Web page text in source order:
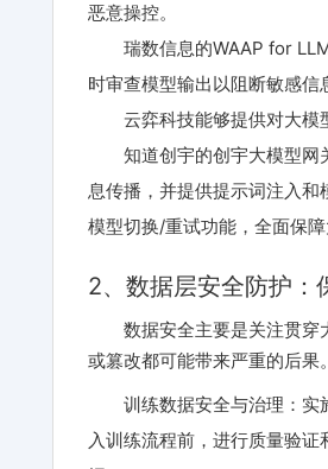
恶意操控。
瑞数信息的WAAP for
时审查模型输出以阻断敏感信
云弈科技能够提供对大模
知道创宇的创宇大模型网
息传播，并提供提示词注入
模型切换/重试功能，全面保障
2、数据层安全防护：
数据安全主要是关注贯穿
或篡改都可能带来严重的后果。
训练数据安全与治理：实
入训练流程前，进行质量验